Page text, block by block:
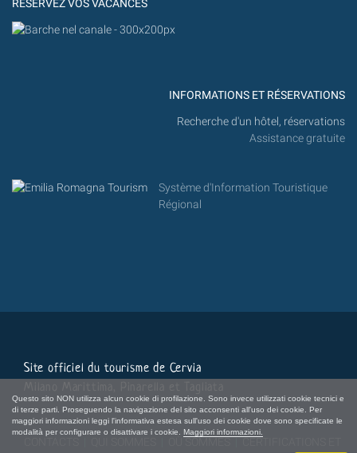
Questo sito NON utilizza alcun cookie di profilazione. Sono invece utilizzati cookie tecnici e
di terze parti. Proseguendo la navigazione del sito acconsenti all'uso dei cookie. Per
maggiori informazioni leggi l'informativa estesa sull'uso dei cookie dove sono specificate le
modalità per configurare o disattivare i cookie. Maggiori informazioni.
RÉSERVEZ VOS VACANCES
INFORMATIONS ET RÉSERVATIONS
Recherche d'un hôtel, réservations
Assistance gratuite
Système d'Information Touristique
Régional
Site officiel du tourisme de Cervia